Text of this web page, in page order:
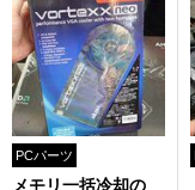
PCパーツ
メモリ一括冷却の